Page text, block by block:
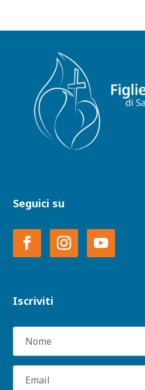
Seguici su
Iscriviti
Nome
Email